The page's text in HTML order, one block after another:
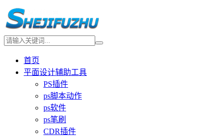
首页
平面设计辅助工具
PS插件
ps脚本动作
ps软件
ps笔刷
CDR插件